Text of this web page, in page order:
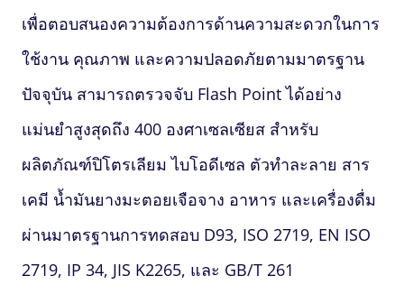
เพื่อตอบสนองความต้องการด้านความสะดวกในการ
ใช้งาน คุณภาพ และความปลอดภัยตามมาตรฐาน
ปัจจุบัน สามารถตรวจจับ Flash Pointได้อย่าง
แม่นยำสูงสุดถึง 400 องศาเซลเซียส สำหรับ
ผลิตภัณฑ์ปิโตรเลียม ไบโอดีเซล ตัวทำละลาย สาร
เคมี น้ำมันยางมะตอยเจือจาง อาหาร และเครื่องดื่ม
ผ่านมาตรฐานการทดสอบ D93, ISO 2719, EN ISO
2719, IP 34, JIS K2265, และ GB/T 261